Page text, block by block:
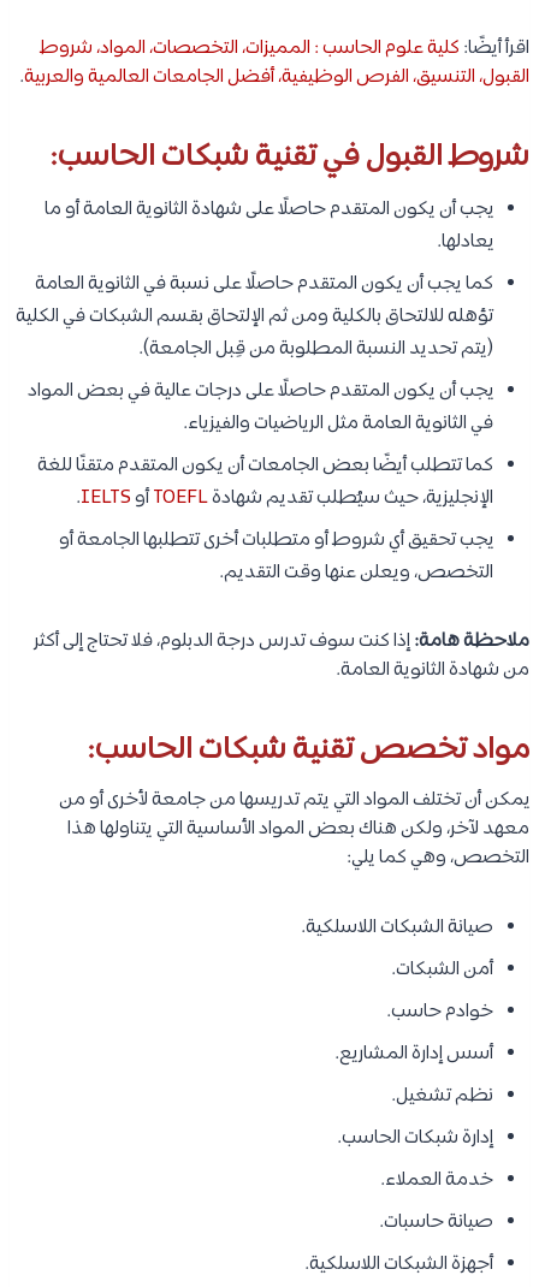
اقرأ أيضًا: كلية علوم الحاسب : المميزات، التخصصات، المواد، شروط
القبول، التنسيق، الفرص الوظيفية، أفضل الجامعات العالمية والعربية.
شروط القبول في تقنية شبكات الحاسب:
يجب أن يكون المتقدم حاصلًا على شهادة الثانوية العامة أو ما
يعادلها.
كما يجب أن يكون المتقدم حاصلًا على نسبة في الثانوية العامة
تؤهله للالتحاق بالكلية ومن ثم الإلتحاق بقسم الشبكات في الكلية
(يتم تحديد النسبة المطلوبة من قِبل الجامعة).
يجب أن يكون المتقدم حاصلًا على درجات عالية في بعض المواد
في الثانوية العامة مثل الرياضيات والفيزياء.
كما تتطلب أيضًا بعض الجامعات أن يكون المتقدم متقنًا للغة
الإنجليزية، حيث سيُطلب تقديم شهادةTOEFLأوIELTS
.
يجب تحقيق أي شروط أو متطلبات أخرى تتطلبها الجامعة أو
التخصص، ويعلن عنها وقت التقديم.
ملاحظة هامة:إذا كنت سوف تدرس درجة الدبلوم، فلا تحتاج إلى أكثر
من شهادة الثانوية العامة.
مواد تخصص تقنية شبكات الحاسب:
يمكن أن تختلف المواد التي يتم تدريسها من جامعة لأخرى أو من
معهد لآخر، ولكن هناك بعض المواد الأساسية التي يتناولها هذا
التخصص، وهي كما يلي:
صيانة الشبكات اللاسلكية.
أمن الشبكات.
خوادم حاسب.
أسس إدارة المشاريع.
نظم تشغيل.
إدارة شبكات الحاسب.
خدمة العملاء.
صيانة حاسبات.
أجهزة الشبكات اللاسلكية.